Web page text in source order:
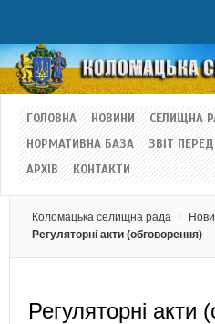
ГОЛОВНА НОВИНИ СЕЛИЩНА
НОРМАТИВНА БАЗА
ЗВІТ
АРХІВ
КОНТАКТИ
Коломацька селищна рада
Регуляторні акти (обговорення)
Регуляторні акти